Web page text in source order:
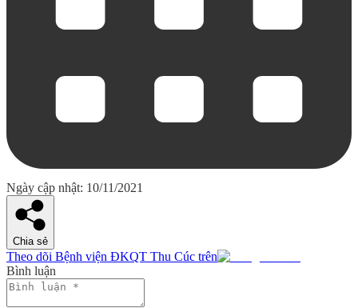
Ngày cập nhật: 10/11/2021
Chia sẻ
Theo dõi Bệnh viện ĐKQT Thu Cúc trên
Bình luận